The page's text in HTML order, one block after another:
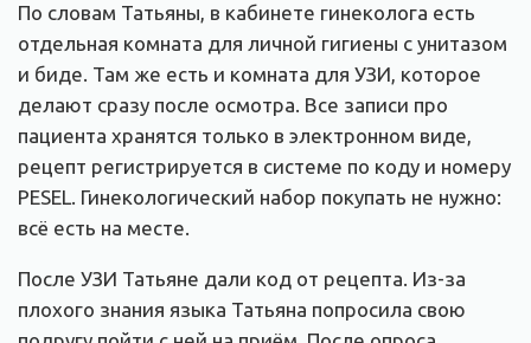
По словам Татьяны, в кабинете гинеколога есть
отдельная комната для личной гигиены с унитазом
и биде. Там же есть и комната для УЗИ, которое
делают сразу после осмотра. Все записи про
пациента хранятся только в электронном виде,
рецепт регистрируется в системе по коду и номеру
PESEL. Гинекологический набор покупать не нужно:
всё есть на месте.
После УЗИ Татьяне дали код от рецепта. Из-за
плохого знания языка Татьяна попросила свою